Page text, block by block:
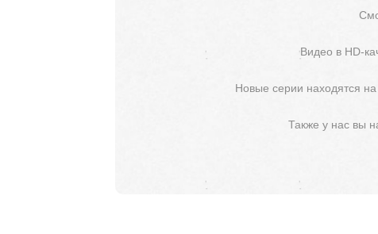
Видео в HD-
Новые серии находятся
Также у нас вы